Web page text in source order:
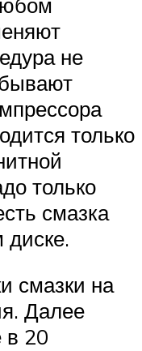
не
только
только
смазка
смазки на
Далее
в 20